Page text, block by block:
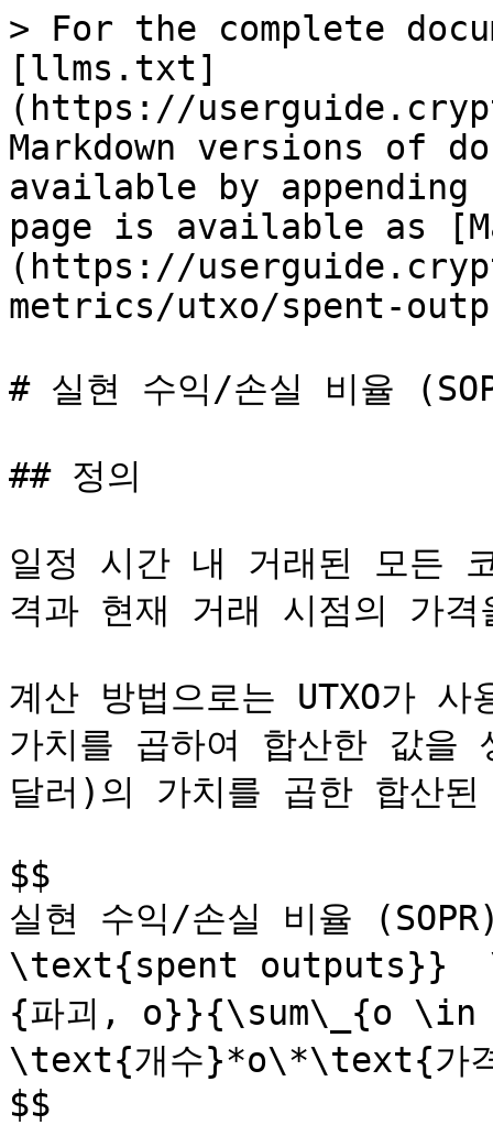
> For the complete
[llms.txt]
(https://
Markdown versions of
available by
page is available as
(https://
metrics/utxo/spent-
# 실현 수익/손실 비율
## 정의
일정 시간 내 거래된 모든
격과 현재 거래 시점의 가
계산 방법으로는 UTXO가
가치를 곱하여 합산한 값을
달러)의 가치를 곱한 합산
$$
실현 수익/손실 비율
\text{spent outputs}}
{파괴, o}}{\sum\_{o
\text{개수}*o\*\text{가
$$